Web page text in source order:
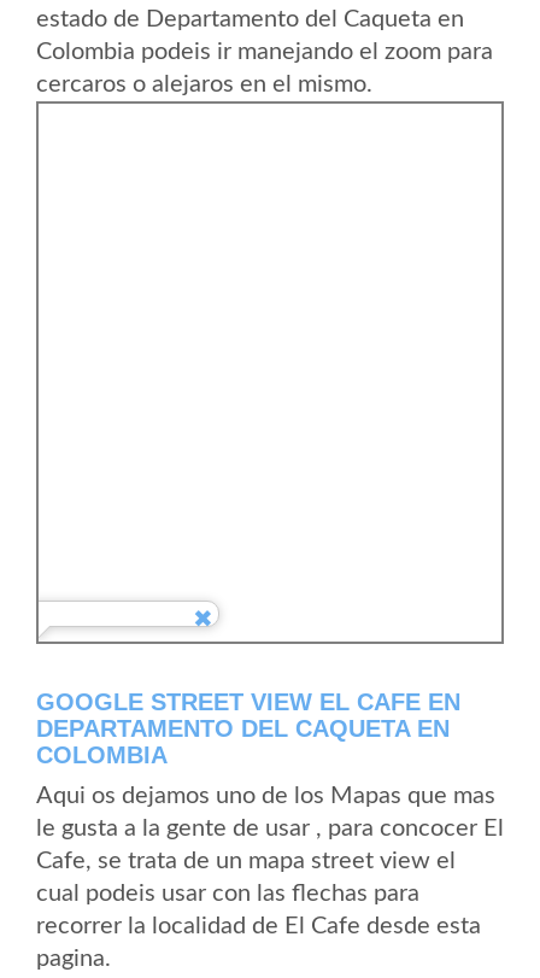
estado de Departamento del Caqueta en
Colombia podeis ir manejando el zoom para
cercaros o alejaros en el mismo.
GOOGLE STREET VIEW EL CAFE EN
DEPARTAMENTO DEL CAQUETA EN
COLOMBIA
Aqui os dejamos uno de los Mapas que mas
le gusta a la gente de usar , para concocer El
Cafe, se trata de un mapa street view el
cual podeis usar con las flechas para
recorrer la localidad de El Cafe desde esta
pagina.